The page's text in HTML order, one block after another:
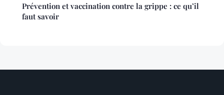
Prévention et vaccination contre la grippe : ce qu’il
faut savoir